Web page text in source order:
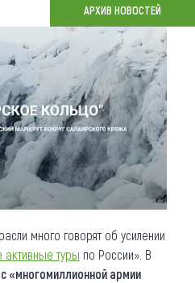
АРХИВ НОВОСТЕЙ
много говорят об усилении
активные туры по России». В
«многомиллионной армии